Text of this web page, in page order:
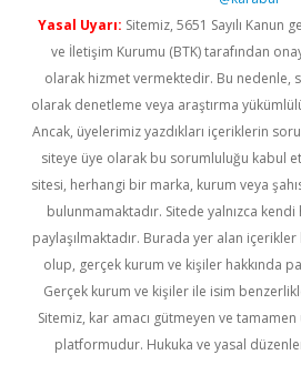
Yasal Uyarı: Sitemiz, 5651 Sayılı Kanun
ve İletişim Kurumu (BTK) tarafından
olarak hizmet vermektedir. Bu nedenle,
olarak denetleme veya araştırma
Ancak, üyelerimiz yazdıkları içeriklerin
siteye üye olarak bu sorumluluğu kabul
sitesi, herhangi bir marka, kurum veya
bulunmamaktadır. Sitede yalnızca kendi
paylaşılmaktadır. Burada yer alan
olup, gerçek kurum ve kişiler hakkında
Gerçek kurum ve kişiler ile isim
Sitemiz, kar amacı gütmeyen ve
platformudur. Hukuka ve yasal